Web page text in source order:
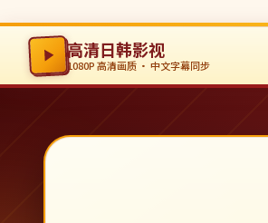
高清日韩影视
1080P 高清画质 · 中文字幕同步